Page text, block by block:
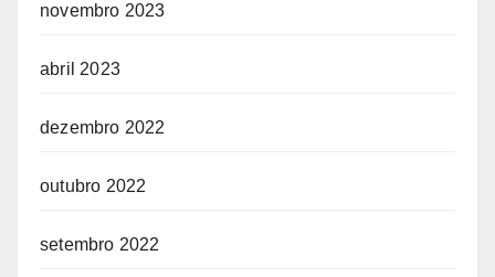
novembro 2023
abril 2023
dezembro 2022
outubro 2022
setembro 2022